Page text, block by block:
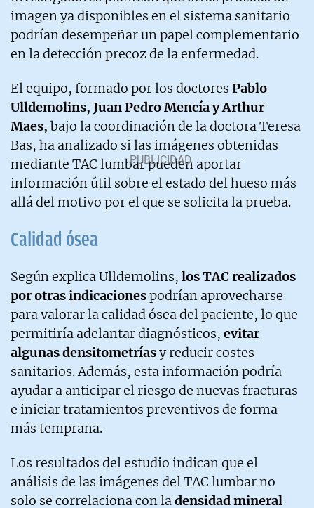
imagen ya disponibles en el sistema sanitario
podrían desempeñar un papel complementario
en la detección precoz de la enfermedad.
El equipo, formado por los doctores Pablo
Ulldemolins, Juan Pedro Mencía y Arthur
Maes, bajo la coordinación de la doctora Teresa
Bas, ha analizado si las imágenes obtenidas
mediante TAC lumbar pueden aportar
información útil sobre el estado del hueso más
allá del motivo por el que se solicita la prueba.
Calidad ósea
Según explica Ulldemolins, los TAC realizados
por otras indicacionespodrían aprovecharse
para valorar la calidad ósea del paciente, lo que
permitiría adelantar diagnósticos, evitar
algunas densitometríasy reducir costes
sanitarios. Además, esta información podría
ayudar a anticipar el riesgo de nuevas fracturas
e iniciar tratamientos preventivos de forma
más temprana.
Los resultados del estudio indican que el
análisis de las imágenes del TAC lumbar no
solo se correlaciona con ladensidad mineral